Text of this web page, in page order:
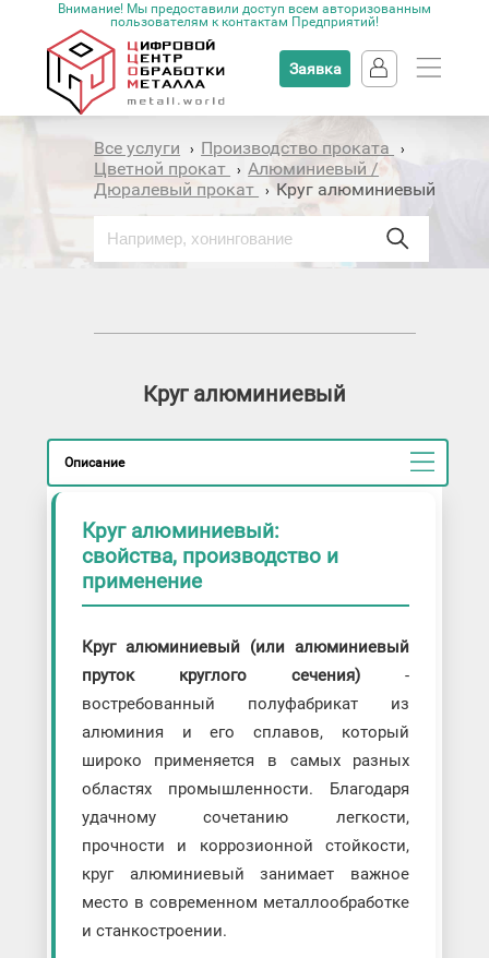
Внимание! Мы предоставили доступ всем авторизованным
пользователям к контактам Предприятий!
Заявка
Все услуги › Производство проката ›
Цветной прокат ›Алюминиевый /
Дюралевый прокат
›Круг алюминиевый
Круг алюминиевый
Описание
Круг алюминиевый:
свойства, производство и
применение
Круг алюминиевый (или алюминиевый
пруток круглого сечения)-
востребованный полуфабрикат из
алюминия и его сплавов, который
широко применяется в самых разных
областях промышленности. Благодаря
удачному сочетанию легкости,
прочности и коррозионной стойкости,
круг алюминиевый занимает важное
место в современном металлообработке
и станкостроении.